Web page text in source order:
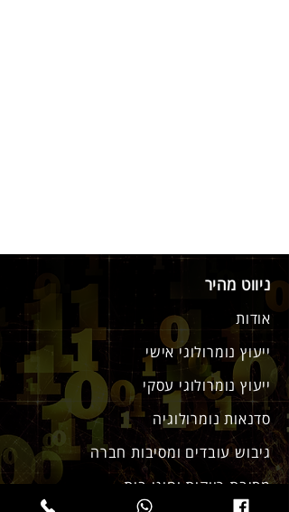
ניווט מהיר
אודות
ייעוץ נומרולוגי אישי
ייעוץ נומרולוגי עסקי
סדנאות נומרולוגיה
גיבוש עובדים ומסיבות חברה
מסיבת רווקות וחוגי בית